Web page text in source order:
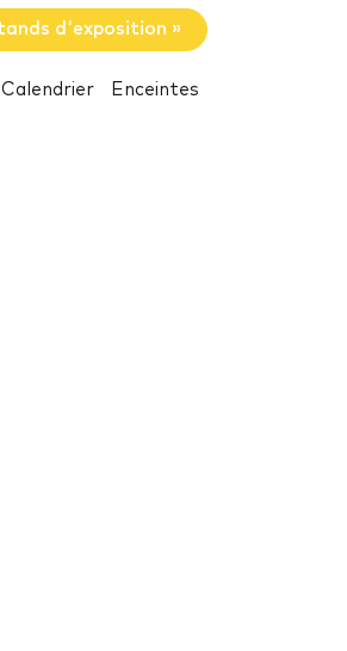
d'exposition »
Calendrier Enceintes